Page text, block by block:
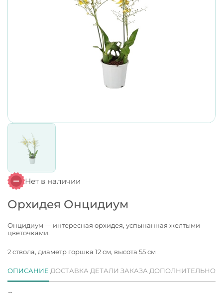
Нет в наличии
Орхидея Онцидиум
Онцидиум — интересная орхидея, успынанная желтыми
цветочками.
2 ствола, диаметр горшка 12 см, высота 55 см
ОПИСАНИЕ ДОСТАВКА ДЕТАЛИ ЗАКАЗА ДОПОЛНИТЕЛЬНО